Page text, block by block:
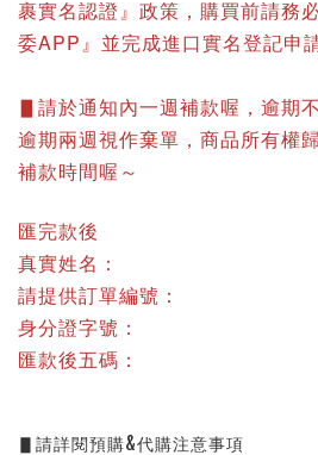
裹實名認證』政策，購買前請務
委APP』並完成進口實名登記申
▋請於通知內一週補款喔，逾期
逾期兩週視作棄單，商品所有權
補款時間喔～
匯完款後
真實姓名：
請提供訂單編號：
身分證字號：
匯款後五碼：
▋請詳閱預購&代購注意事項